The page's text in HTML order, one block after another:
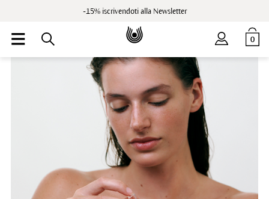
-15% iscrivendoti alla Newsletter
0